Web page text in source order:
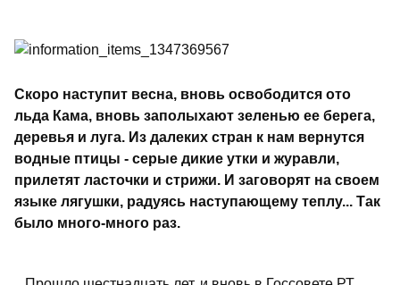
Скоро наступит весна, вновь освободится ото
льда Кама, вновь заполыхают зеленью ее берега,
деревья и луга. Из далеких стран к нам вернутся
водные птицы - серые дикие утки и журавли,
прилетят ласточки и стрижи. И заговорят на своем
языке лягушки, радуясь наступающему теплу... Так
было много-много раз.